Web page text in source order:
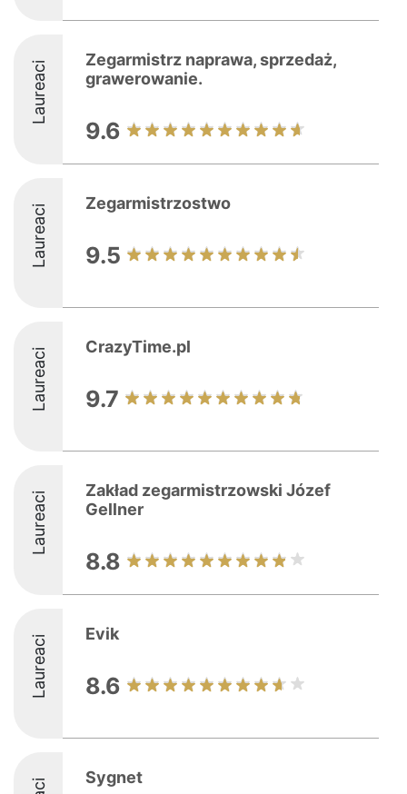
Laureaci
Zegarmistrz naprawa, sprzedaż,
grawerowanie.
9.6
Laureaci Zegarmistrzostwo
9.5
Laureaci CrazyTime.pl
9.7
Laureaci
Zakład zegarmistrzowski Józef
Gellner
8.8
Laureaci Evik
8.6
Sygnet